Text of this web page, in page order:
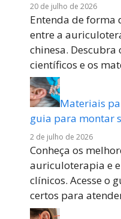
20 de julho de 2026
Entenda de forma
entre a
chinesa.
científicos e os
Materiais
guia para montar
2 de julho de 2026
Conheça os
auriculoterapia e
clínicos. Acesse o
certos para